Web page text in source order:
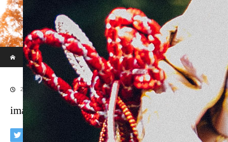
ホーム
ブログ
imaphotograph/イマフォトグラフ
2018.05.10
imaphotograph/イマフォトグラフ